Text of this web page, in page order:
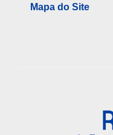
Mapa do Site